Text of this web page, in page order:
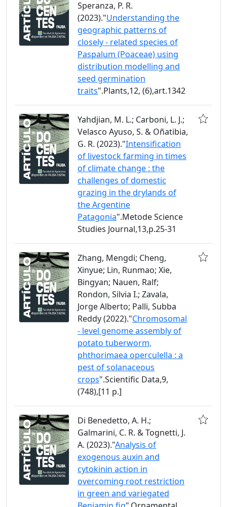
Speranza, P. R.
(2023)."Understanding the
geographic patterns of
closely - related species of
Paspalum (Poaceae) using
distribution modelling and
seed germination
traits".Plants,12, (6),art.1342
Yahdjian, M. L.; Carboni, L. J.;
Velasco Ayuso, S. & Oñatibia,
G. R. (2023)."Intensification
of livestock farming in times
of climate change : the
challenges of domestic
grazing in the drylands of
the Argentine
Patagonia".Metode Science
Studies Journal,13,p.25-31
Zhang, Mengdi; Cheng,
Xinyue; Lin, Runmao; Xie,
Bingyan; Nauen, Ralf;
Rondon, Silvia I.; Zavala,
Jorge Alberto; Palli, Subba
Reddy (2022)."Chromosomal
- level genome assembly of
potato tuberworm,
phthorimaea operculella : a
pest of solanaceous
crops".Scientific Data,9,
(748),[11 p.]
Di Benedetto, A. H.;
Galmarini, C. R. & Tognetti, J.
A. (2023)."Analysis of
exogenous auxin and
cytokinin action in
overcoming root restriction
in green and variegated